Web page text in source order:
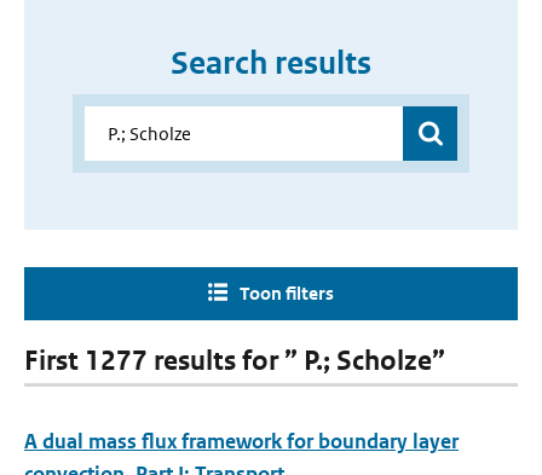
Search results
Toon filters
First 1277 results for ” P.; Scholze”
A dual mass flux framework for boundary layer